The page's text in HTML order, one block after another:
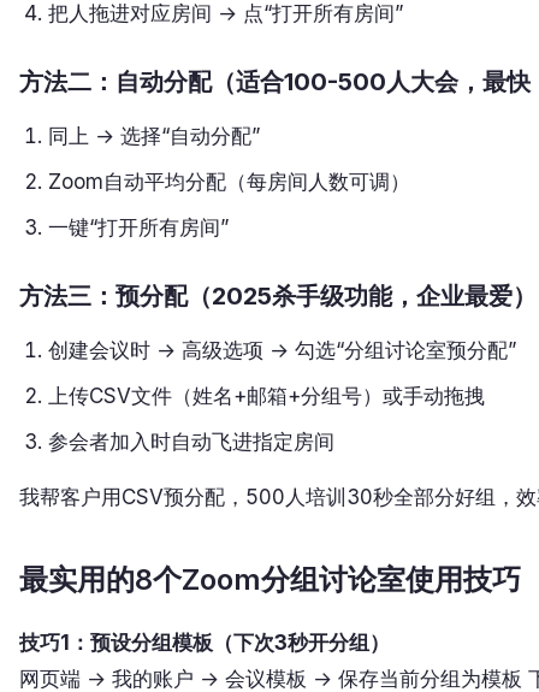
把人拖进对应房间 → 点“打开所有房间”
方法二：自动分配（适合100-500人大会，最快
同上 → 选择“自动分配”
Zoom自动平均分配（每房间人数可调）
一键“打开所有房间”
方法三：预分配（2025杀手级功能，企业最爱）
创建会议时 → 高级选项 → 勾选“分组讨论室预分配”
上传CSV文件（姓名+邮箱+分组号）或手动拖拽
参会者加入时自动飞进指定房间
我帮客户用CSV预分配，500人培训30秒全部分好组，
最实用的8个Zoom分组讨论室使用技巧
技巧1：预设分组模板（下次3秒开分组）
网页端 → 我的账户 → 会议模板 → 保存当前分组为模板